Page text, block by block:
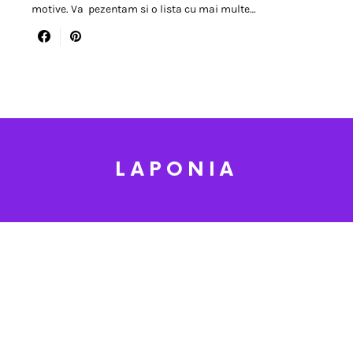
motive. Va pezentam si o lista cu mai multe…
LAPONIA